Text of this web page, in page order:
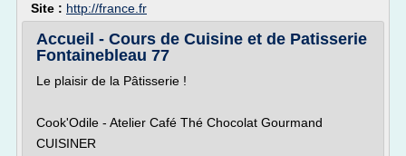
Site : http://france.fr
Accueil - Cours de Cuisine et de Patisserie
Fontainebleau 77
Le plaisir de la Pâtisserie !
Cook'Odile - Atelier Café Thé Chocolat Gourmand
CUISINER